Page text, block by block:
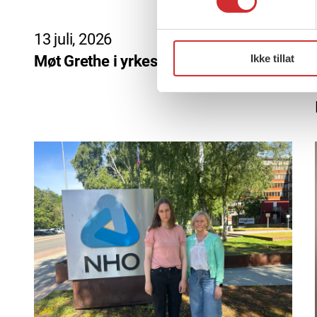
Ikke tillat
13 juli, 2026
Møt Grethe i yrkesetisk råd